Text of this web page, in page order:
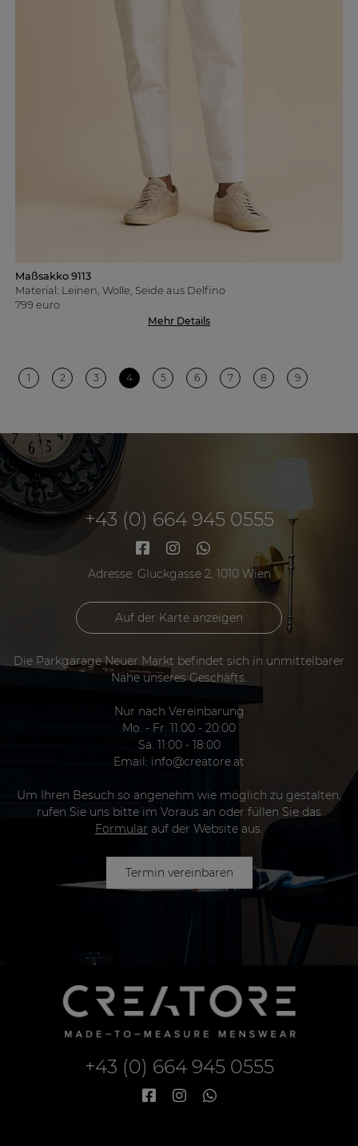
Maßsakko 9113
Material: Leinen, Wolle, Seide aus Delfino
799 euro
Mehr Details
1 2 3 4 5 6 7 8 9
+43 (0) 664 945 0555
Adresse: Gluckgasse 2, 1010 Wien
Auf der Karte anzeigen
Die Parkgarage Neuer Markt befindet sich in unmittelbarer
Nähe unseres Geschäfts.
Nur nach Vereinbarung
Mo. - Fr. 11:00 - 20:00
Sa. 11:00 - 18:00
Email: info@creatore.at
Um Ihren Besuch so angenehm wie möglich zu gestalten,
rufen Sie uns bitte im Voraus an oder füllen Sie das
Formular auf der Website aus.
Termin vereinbaren
+43 (0) 664 945 0555